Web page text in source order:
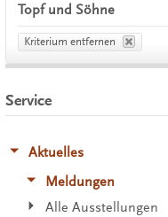
Topf und Söhne
Kriterium entfernen
Service
Aktuelles
Meldungen
Alle Ausstellungen